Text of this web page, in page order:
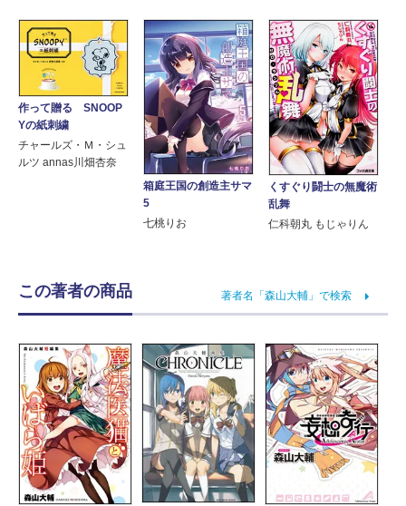
作って贈る SNOOP
Yの紙刺繍
チャールズ・Ｍ・シュ
ルツ annas川畑杏奈
箱庭王国の創造主サマ
5
七桃りお
くすぐり闘士の無魔術
乱舞
仁科朝丸 もじゃりん
この著者の商品 著者名「森山大輔」で検索